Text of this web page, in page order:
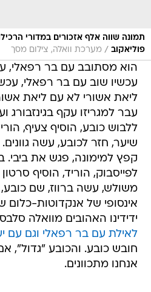
תמונה שווה אלף אזכורים במדורי
פוליאקוב / מערכת וואלה, צילום מסך
הוא מסתובב עם בר רפאלי,
עכשיו שוב עם בר רפאלי,
ליאת אשורי לא עם ליאת
עבר למגריזו עקף
ללבוש כובע, הוסיף צעיף,
שיער, חזר לכובע, עשה גוונים.
קפץ למימונה, פגש את ביבי.
לפייסבוק, הוריד, הוסיף
משולש, עשה ברווז, שם כובע,
אינסופי של אנקדוטות-כלום
ידידינו האהובים מוואלה
לאילת עם בר רפאלי וגם עם
חובש כובע. והכובע "גדול",
אנחנו מתכוונים.